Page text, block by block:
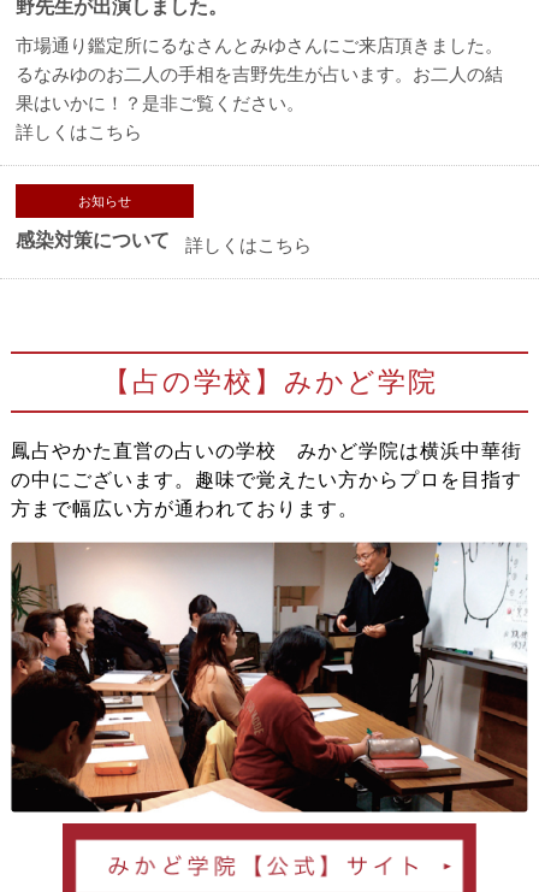
野先生が出演しました。
市場通り鑑定所にるなさんとみゆさんにご来店頂きました。
るなみゆのお二人の手相を吉野先生が占います。お二人の結
果はいかに！？是非ご覧ください。
詳しくはこちら
お知らせ
感染対策について 詳しくはこちら
【占の学校】みかど学院
鳳占やかた直営の占いの学校 みかど学院は横浜中華街
の中にございます。趣味で覚えたい方からプロを目指す
方まで幅広い方が通われております。